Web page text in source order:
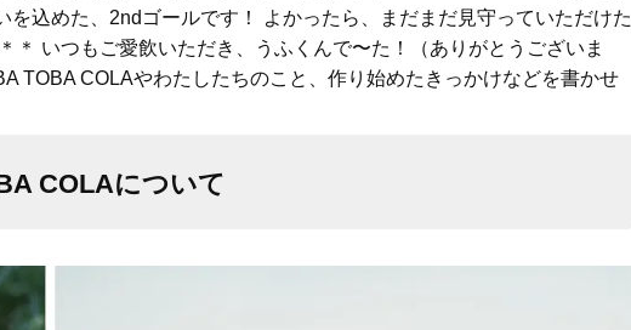
込めた、2ndゴールです！ よかったら、まだまだ見守っていただけた
いつもご愛飲いただき、うふくんで〜た！（ありがとうございま
TOBA COLAやわたしたちのこと、作り始めたきっかけなどを書かせ
COLAについて